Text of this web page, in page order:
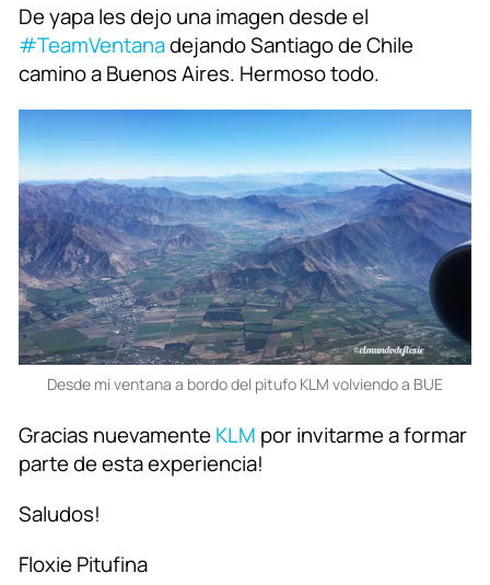
De yapa les dejo una imagen desde el
#TeamVentanadejando Santiago de Chile
camino a Buenos Aires. Hermoso todo.
Desde mi ventana a bordo del pitufo KLM volviendo a BUE
Gracias nuevamenteKLM por invitarme a formar
parte de esta experiencia!
Saludos!
Floxie Pitufina